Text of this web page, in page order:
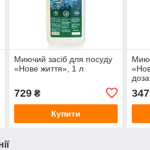
Миючий засіб для посуду
«Нове життя», 1 л
729₴
Купити
347